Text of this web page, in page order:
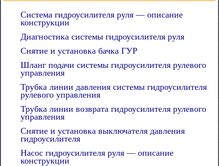
Система гидроусилителя руля — описание
конструкции
Диагностика системы гидроусилителя руля
Снятие и установка бачка ГУР
Шланг подачи системы гидроусилителя рулевого
управления
Трубка линии давления системы гидроусилителя
рулевого управления
Трубка линии возврата гидроусилителя рулевого
управления
Снятие и установка выключателя давления
гидроусилителя
Насос гидроусилителя руля — описание
конструкции